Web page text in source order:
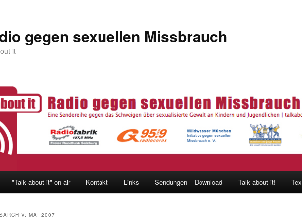
gegen sexuellen Missbrauch
it
"Talk about it" on air Kontakt Links Sendungen – Download Talk about it!
MAI 2007